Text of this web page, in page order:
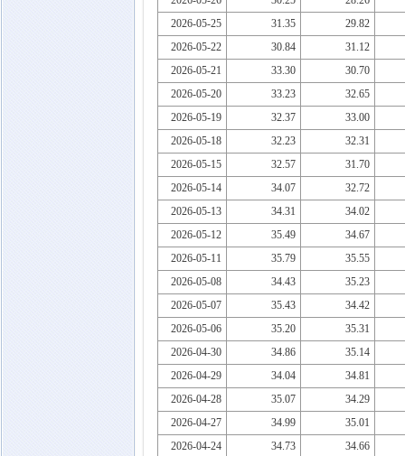
2026-05-25
31.35
29.82
2026-05-22
30.84
31.12
2026-05-21
33.30
30.70
2026-05-20
33.23
32.65
2026-05-19
32.37
33.00
2026-05-18
32.23
32.31
2026-05-15
32.57
31.70
2026-05-14
34.07
32.72
2026-05-13
34.31
34.02
2026-05-12
35.49
34.67
2026-05-11
35.79
35.55
2026-05-08
34.43
35.23
2026-05-07
35.43
34.42
2026-05-06
35.20
35.31
2026-04-30
34.86
35.14
2026-04-29
34.04
34.81
2026-04-28
35.07
34.29
2026-04-27
34.99
35.01
2026-04-24
34.73
34.66